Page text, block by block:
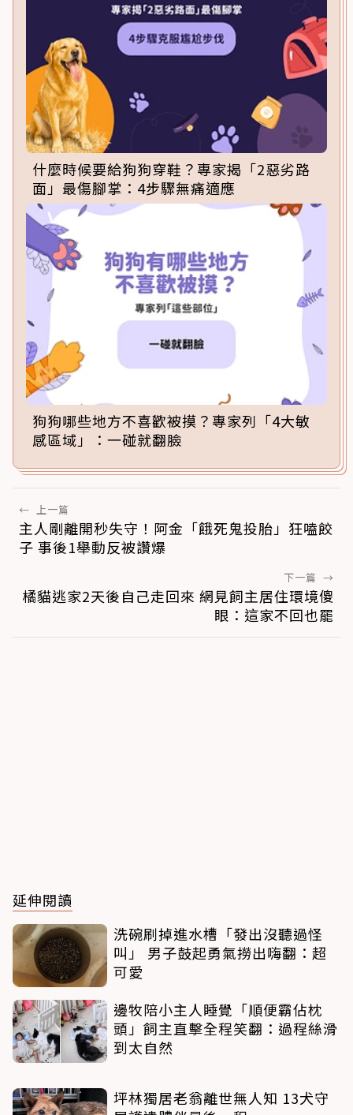
什麼時候要給狗狗穿鞋？專家揭「2惡劣路
面」最傷腳掌：4步驟無痛適應
狗狗哪些地方不喜歡被摸？專家列「4大敏
感區域」：一碰就翻臉
← 上一篇
主人剛離開秒失守！阿金「餓死鬼投胎」狂嗑餃
子 事後1舉動反被讚爆
下一篇 →
橘貓逃家2天後自己走回來 網見飼主居住環境傻
眼：這家不回也罷
延伸閱讀
洗碗刷掉進水槽「發出沒聽過怪
叫」 男子鼓起勇氣撈出嗨翻：超
可愛
邊牧陪小主人睡覺「順便霸佔枕
頭」飼主直擊全程笑翻：過程絲滑
到太自然
坪林獨居老翁離世無人知 13犬守